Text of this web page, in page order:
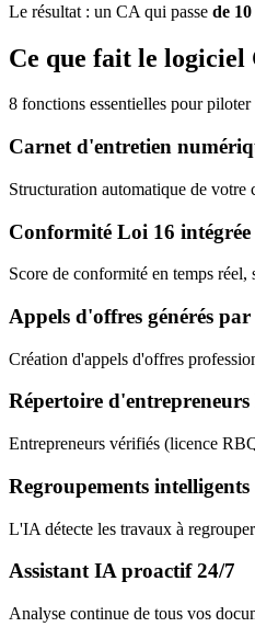
Le résultat : un CA qui passe de
Ce que fait le logiciel
8 fonctions essentielles pour
Carnet d'entretien
Structuration automatique de
Conformité Loi 16 intégrée
Score de conformité en temps
Appels d'offres générés
Création d'appels d'offres
Répertoire
Entrepreneurs vérifiés (licence
Regroupements intelligents
L'IA détecte les travaux à
Assistant IA proactif 24/7
Analyse continue de tous vos